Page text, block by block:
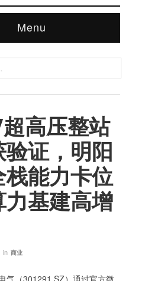
Menu
高压整站
证，明阳
栈能力卡位
基建高增
in 商业
气（301291.SZ）通过官方微